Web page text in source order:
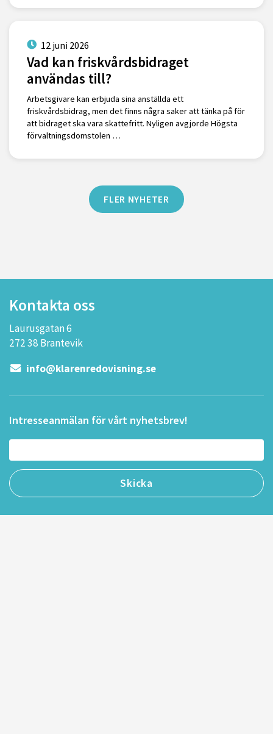
12 juni 2026
Vad kan friskvårdsbidraget
användas till?
Arbetsgivare kan erbjuda sina anställda ett
friskvårdsbidrag, men det finns några saker att tänka på för
att bidraget ska vara skattefritt. Nyligen avgjorde Högsta
förvaltningsdomstolen …
FLER NYHETER
Kontakta oss
Laurusgatan 6
272 38 Brantevik
info@klarenredovisning.se
Intresseanmälan för vårt nyhetsbrev!